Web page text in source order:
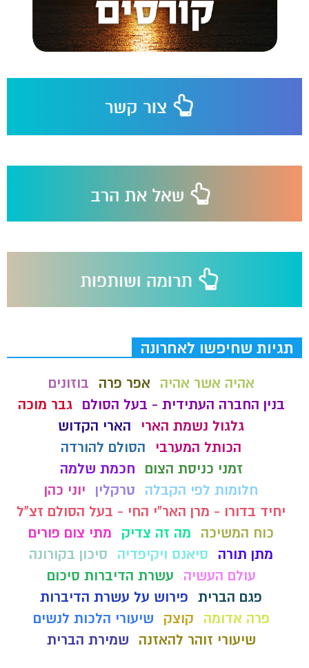
תגיות שחיפשו לאחרונה
אהיה אשר אהיה אפר פרה
בוזונים
בנין החברה העתידית - בעל הסולם
גבר מוכה
גלגול נשמת הארי
הארי הקדוש
הכותל המערבי
הסולם להורדה
זמני כניסת הצום
חכמת שלמה
חלומות לפי הקבלה
טרקלין
יוני כהן
יחיד בדורו - מרן האר"י החי - בעל הסולם זצ"ל
כוח המשיכה
מה זה צדיק
מתי צום פורים
מתן תורה
סיאנס ויקיפדיה
סיכון בקורונה
עולם העשיה
עשרת הדיברות סיכום
פגם הברית פירוש על עשרת הדיברות
פרה אדומה
קוצק
שיעורי הלכות לנשים
שיעורי זוהר להאזנה
שמירת הברית